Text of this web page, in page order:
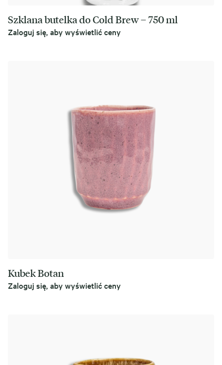
Szklana butelka do Cold Brew – 750 ml
Zaloguj się, aby wyświetlić ceny
Kubek Botan
Zaloguj się, aby wyświetlić ceny